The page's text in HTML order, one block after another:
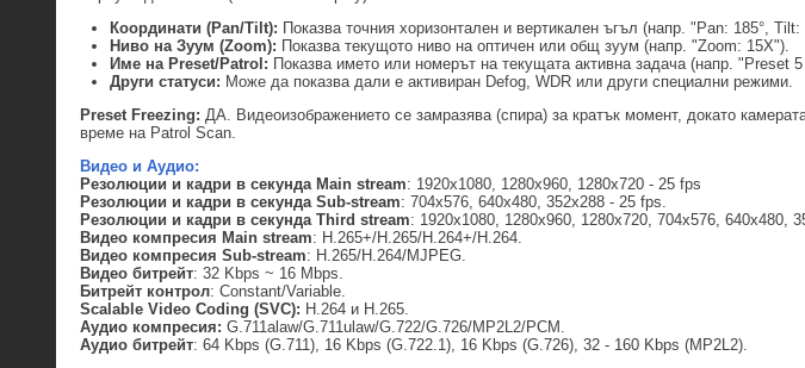
Координати (Pan/Tilt): Показва точния хоризонтален и вертикален ъгъл (напр. "Pan: 185°, Tilt:
Ниво на Зуум (Zoom): Показва текущото ниво на оптичен или общ зуум (напр. "Zoom: 15X").
Име на Preset/Patrol: Показва името или номерът на текущата активна задача (напр. "Preset
Други статуси: Може да показва дали е активиран Defog, WDR или други специални режими.
Preset Freezing: ДА. Видеоизображението се замразява (спира) за кратък момент, докато
време на Patrol Scan.
Видео и Аудио:
Резолюции и кадри в секунда Main stream: 1920x1080, 1280х960, 1280х720 - 25 fps
Резолюции и кадри в секунда Sub-stream: 704x576, 640x480, 352x288 - 25 fps.
Резолюции и кадри в секунда Third stream: 1920x1080, 1280х960, 1280x720, 704х576, 640x480,
Видео компресия Main stream: H.265+/H.265/H.264+/H.264.
Видео компресия Sub-stream: H.265/H.264/MJPEG.
Видео битрейт: 32 Kbps ~ 16 Mbps.
Битрейт контрол: Constant/Variable.
Scalable Video Coding (SVC): H.264 и H.265.
Аудио компресия: G.711alaw/G.711ulaw/G.722/G.726/MP2L2/PCM.
Аудио битрейт: 64 Kbps (G.711), 16 Kbps (G.722.1), 16 Kbps (G.726), 32 - 160 Kbps (MP2L2).